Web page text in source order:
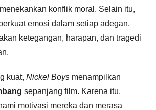
konflik moral. Selain itu,
emosi dalam setiap adegan.
ketegangan, harapan, dan tragedi
kuat, Nickel Boys menampilkan
sepanjang film. Karena itu,
motivasi mereka dan merasa